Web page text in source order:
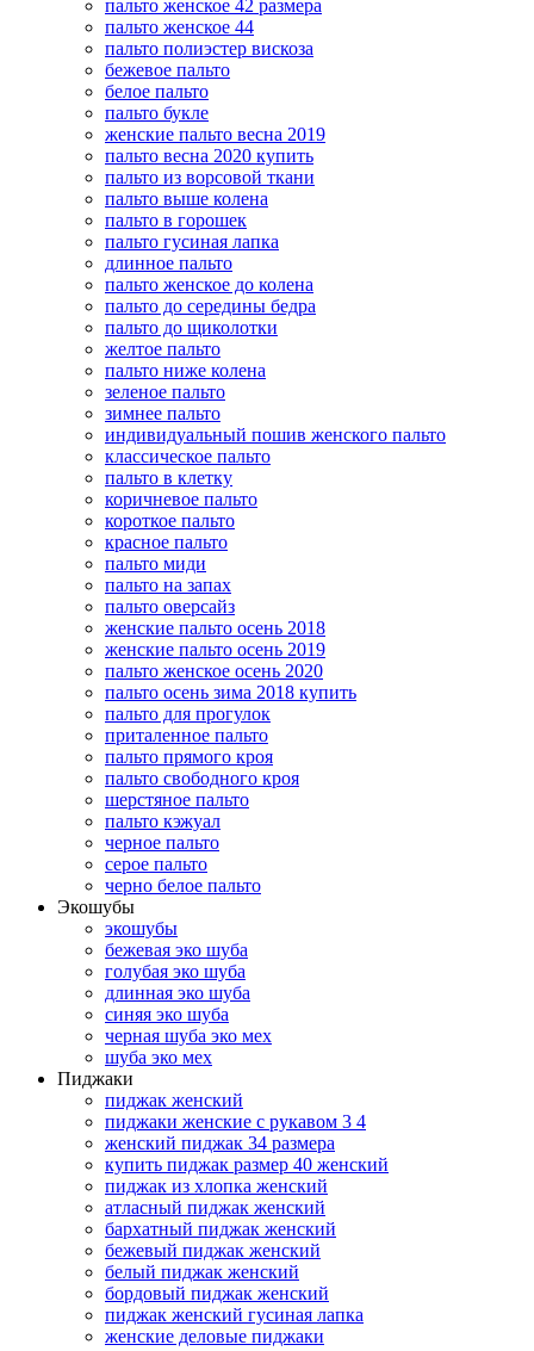
пальто женское 42 размера
пальто женское 44
пальто полиэстер вискоза
бежевое пальто
белое пальто
пальто букле
женские пальто весна 2019
пальто весна 2020 купить
пальто из ворсовой ткани
пальто выше колена
пальто в горошек
пальто гусиная лапка
длинное пальто
пальто женское до колена
пальто до середины бедра
пальто до щиколотки
желтое пальто
пальто ниже колена
зеленое пальто
зимнее пальто
индивидуальный пошив женского пальто
классическое пальто
пальто в клетку
коричневое пальто
короткое пальто
красное пальто
пальто миди
пальто на запах
пальто оверсайз
женские пальто осень 2018
женские пальто осень 2019
пальто женское осень 2020
пальто осень зима 2018 купить
пальто для прогулок
приталенное пальто
пальто прямого кроя
пальто свободного кроя
шерстяное пальто
пальто кэжуал
черное пальто
серое пальто
черно белое пальто
Экошубы
экошубы
бежевая эко шуба
голубая эко шуба
длинная эко шуба
синяя эко шуба
черная шуба эко мех
шуба эко мех
Пиджаки
пиджак женский
пиджаки женские с рукавом 3 4
женский пиджак 34 размера
купить пиджак размер 40 женский
пиджак из хлопка женский
атласный пиджак женский
бархатный пиджак женский
бежевый пиджак женский
белый пиджак женский
бордовый пиджак женский
пиджак женский гусиная лапка
женские деловые пиджаки